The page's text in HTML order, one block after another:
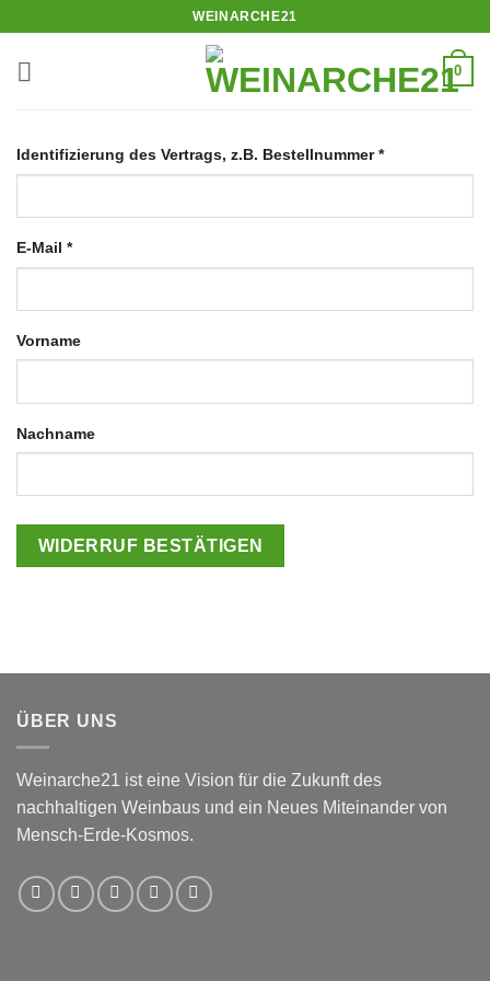
springen
WEINARCHE21
0
Identifizierung des Vertrags, z.B. Bestellnummer*
E-Mail *
E-
Mail
Vorname
Nachname
WIDERRUF BESTÄTIGEN
ÜBER UNS
Weinarche21 ist eine Vision für die Zukunft des
nachhaltigen Weinbaus und ein Neues Miteinander von
Mensch-Erde-Kosmos.